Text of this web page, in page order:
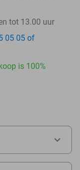
tot 13.00 uur
05 05 of
is 100%